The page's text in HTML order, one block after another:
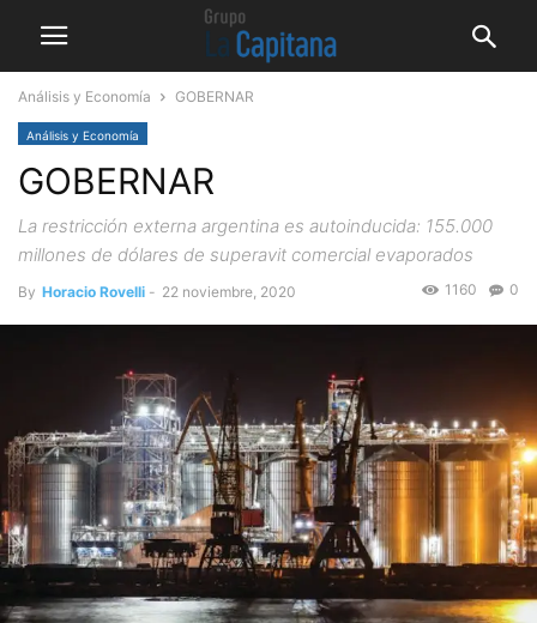
Análisis y Economía GOBERNAR
Análisis y Economía
GOBERNAR
La restricción externa argentina es autoinducida: 155.000
millones de dólares de superavit comercial evaporados
By Horacio Rovelli - 22 noviembre, 2020 0
1160